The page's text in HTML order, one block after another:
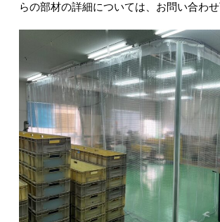
らの部材の詳細については、お問い合わせ